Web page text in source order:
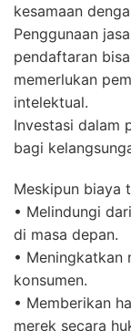
kesamaan
Penggunaan
pendaftaran
memerlukan
intelektual.
Investasi dalam
bagi
Meskipun biaya
• Melindungi
di masa depan.
• Meningkatkan
konsumen.
• Memberikan
merek secara